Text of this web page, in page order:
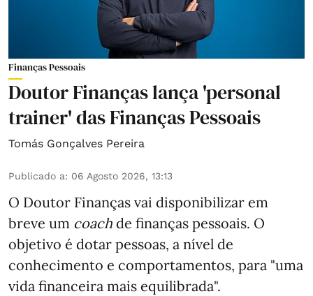
Finanças Pessoais
Doutor Finanças lança 'personal
trainer' das Finanças Pessoais
Tomás Gonçalves Pereira
Publicado a: 06 Agosto 2026, 13:13
O Doutor Finanças vai disponibilizar em
breve um coach de finanças pessoais. O
objetivo é dotar pessoas, a nível de
conhecimento e comportamentos, para "uma
vida financeira mais equilibrada".